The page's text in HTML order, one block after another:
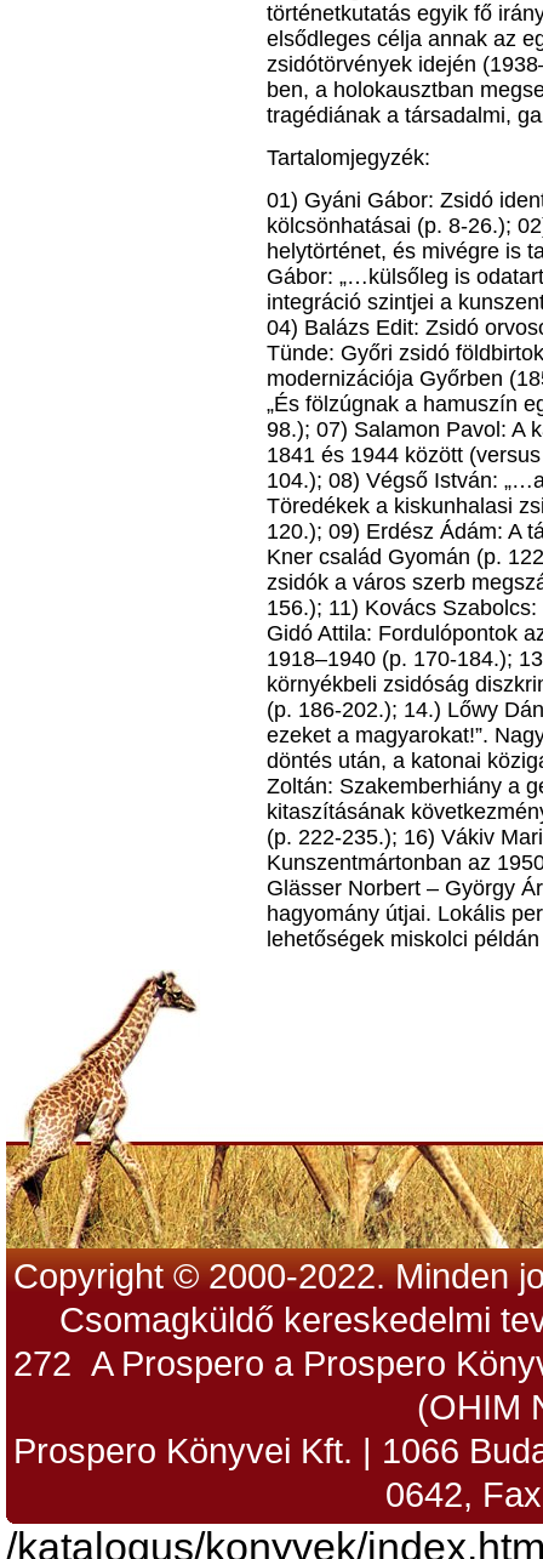
történetkutatás egyik fő
elsődleges célja annak az
zsidótörvények idején
ben, a holokausztban
tragédiának a társadalmi,
Tartalomjegyzék:
01) Gyáni Gábor: Zsidó
kölcsönhatásai (p. 8-26.);
helytörténet, és mivégre is
Gábor: „…külsőleg is
integráció szintjei a
04) Balázs Edit: Zsidó
Tünde: Győri zsidó
modernizációja Győrben
„És fölzúgnak a hamuszín
98.); 07) Salamon Pavol: A
1841 és 1944 között
104.); 08) Végső István:
Töredékek a kiskunhalasi
120.); 09) Erdész Ádám: A
Kner család Gyomán (p.
zsidók a város szerb
156.); 11) Kovács
Gidó Attila: Fordulópontok
1918‒1940 (p. 170-184.);
környékbeli zsidóság
(p. 186-202.); 14.) Lőwy
ezeket a magyarokat!”.
döntés után, a katonai
Zoltán: Szakemberhiány a
kitaszításának
(p. 222-235.); 16) Vákiv
Kunszentmártonban az
Glässer Norbert – György
hagyomány útjai. Lokális
lehetőségek miskolci
Copyright © 2000-2022. Minden
Csomagküldő kereskedelmi
272 A Prospero a Prospero
(OHIM
Prospero Könyvei Kft. | 1066
0642,
/katalogus/konyvek/